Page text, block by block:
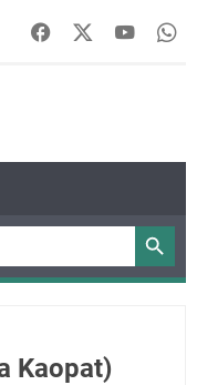
Kaopat)